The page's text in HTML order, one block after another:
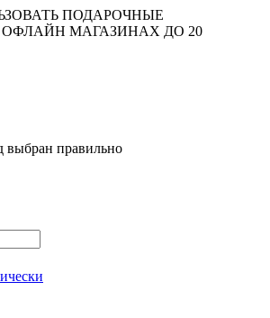
ПОДАРОЧНЫЕ
МАГАЗИНАХ ДО 20
выбран правильно